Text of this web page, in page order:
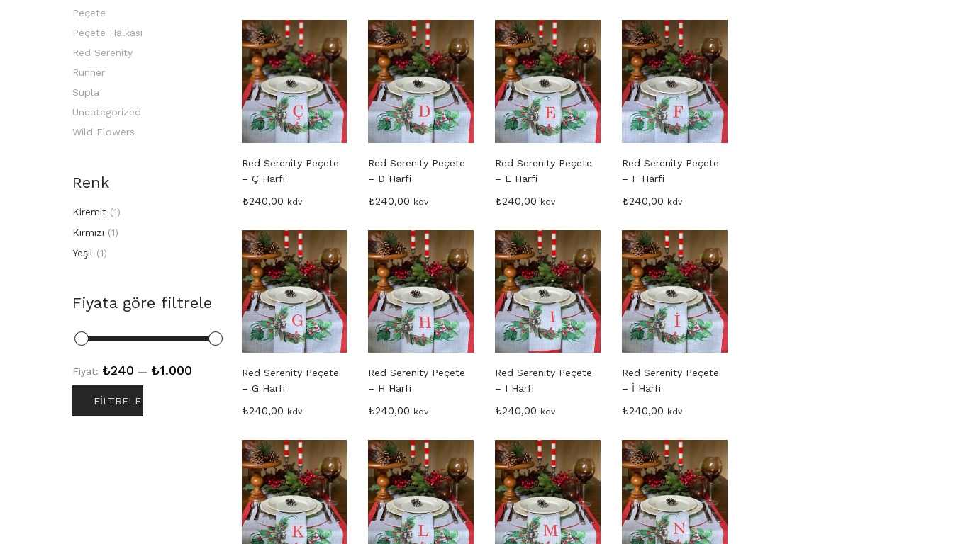
Peçete
Peçete Halkası
Red Serenity
Runner
Supla
Uncategorized
Wild Flowers
Renk
Kiremit (1)
Kırmızı (1)
Yeşil (1)
Fiyata göre filtrele
FILTRELE
Fiyat: ₺240 — ₺1.000
Red Serenity Peçete
– Ç Harfi
₺240,00 kdv
Red Serenity Peçete
– D Harfi
₺240,00 kdv
Red Serenity Peçete
– E Harfi
₺240,00 kdv
Red Serenity Peçete
– F Harfi
₺240,00 kdv
Red Serenity Peçete
– G Harfi
₺240,00 kdv
Red Serenity Peçete
– H Harfi
₺240,00 kdv
Red Serenity Peçete
– I Harfi
₺240,00 kdv
Red Serenity Peçete
– İ Harfi
₺240,00 kdv